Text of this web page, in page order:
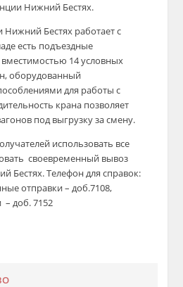
Нижний Бестях.
Нижний Бестях работает с
есть подъездные
14 условных
оборудованный
для работы с
крана позволяет
под выгрузку за смену.
использовать все
своевременный вывоз
Бестях. Телефон для справок:
отправки – доб.7108,
– доб. 7152